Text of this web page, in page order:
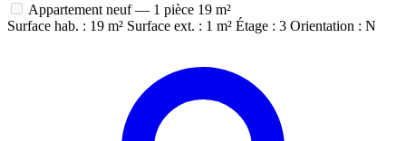
Appartement neuf — 1 pièce 19 m²
Surface hab. : 19 m² Surface ext. : 1 m² Étage : 3 Orientation : N